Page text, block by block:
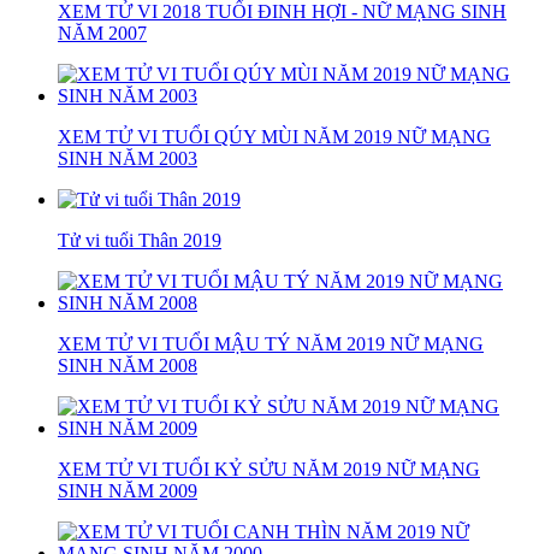
XEM TỬ VI 2018 TUỔI ĐINH HỢI - NỮ MẠNG SINH
NĂM 2007
XEM TỬ VI TUỔI QÚY MÙI NĂM 2019 NỮ MẠNG
SINH NĂM 2003
Tử vi tuổi Thân 2019
XEM TỬ VI TUỔI MẬU TÝ NĂM 2019 NỮ MẠNG
SINH NĂM 2008
XEM TỬ VI TUỔI KỶ SỬU NĂM 2019 NỮ MẠNG
SINH NĂM 2009